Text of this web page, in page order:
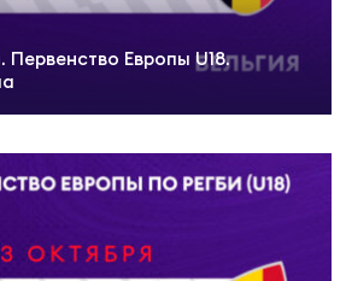
Первенство Европы U18.